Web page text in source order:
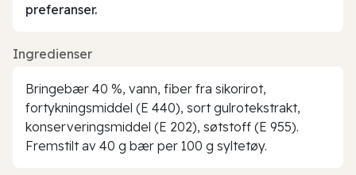
preferanser.
Ingredienser
Bringebær 40 %, vann, fiber fra sikorirot,
fortykningsmiddel (E 440), sort gulrotekstrakt,
konserveringsmiddel (E 202), søtstoff (E 955).
Fremstilt av 40 g bær per 100 g syltetøy.